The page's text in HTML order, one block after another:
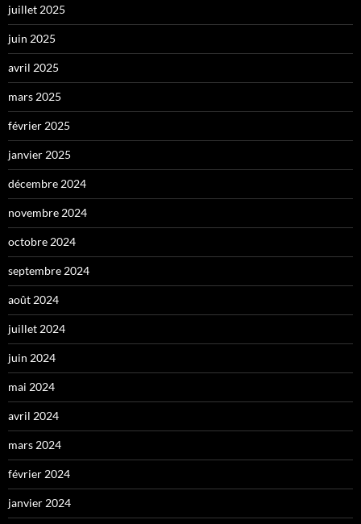
juillet 2025
juin 2025
avril 2025
mars 2025
février 2025
janvier 2025
décembre 2024
novembre 2024
octobre 2024
septembre 2024
août 2024
juillet 2024
juin 2024
mai 2024
avril 2024
mars 2024
février 2024
janvier 2024